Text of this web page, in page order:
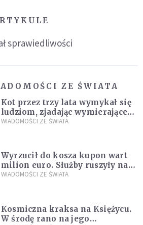
sprawiedliwości
ZE ŚWIATA
Kot przez trzy lata wymykał się
ludziom, zjadając wymierające
kaczki. W końcu popełnił
WIADOMOŚCI ZE ŚWIATA
Wyrzucił do kosza kupon wart
milion euro. Służby ruszyły na
poszukiwania
WIADOMOŚCI ZE ŚWIATA
Kosmiczna kraksa na Księżycu.
W środę rano na jego